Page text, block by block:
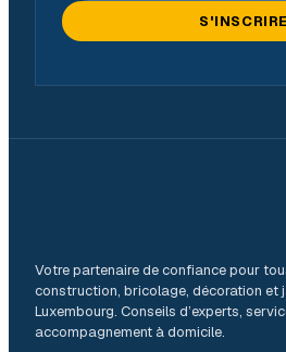
S'INSCRIRE
Votre partenaire de confiance pour
construction, bricolage, décoration et
Luxembourg. Conseils d’experts,
accompagnement à domicile.